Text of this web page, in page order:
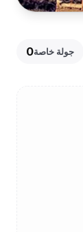
0جولة خاصة